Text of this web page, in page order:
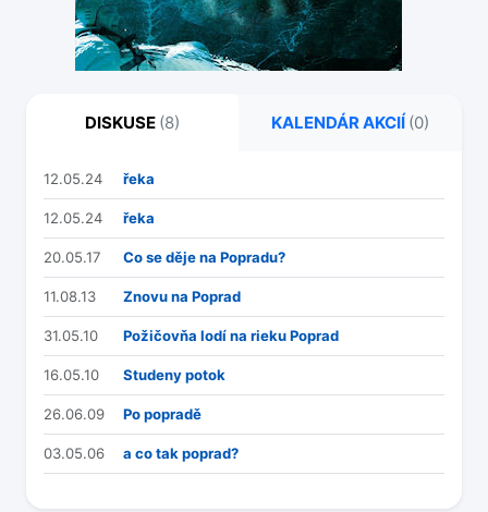
DISKUSE (8) KALENDÁR AKCIÍ (0)
12.05.24 řeka
12.05.24 řeka
20.05.17 Co se děje na Popradu?
11.08.13 Znovu na Poprad
31.05.10 Požičovňa lodí na rieku Poprad
16.05.10 Studeny potok
26.06.09 Po popradě
03.05.06 a co tak poprad?